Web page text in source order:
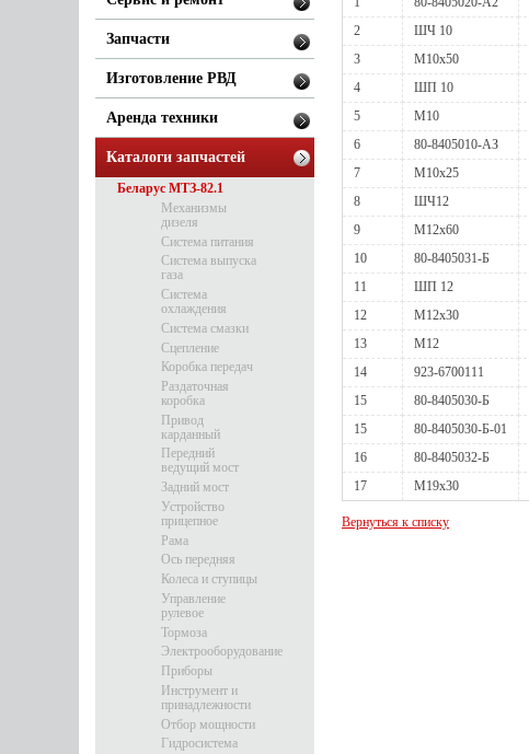
2
ШЧ 10
3
М10х50
4
ШП 10
5
М10
6
80-8405010-АЗ
7
М10х25
8
ШЧ12
9
М12х60
10
80-8405031-Б
11
ШП 12
12
М12х30
13
М12
14
923-6700111
15
80-8405030-Б
15
80-8405030-Б-01
16
80-8405032-Б
17
М19х30
Вернуться к списку
Запчасти
Изготовление РВД
Аренда техники
Каталоги запчастей
Беларус МТЗ-82.1
Механизмы
дизеля
Система питания
Система выпуска
газа
Система
охлаждения
Система смазки
Сцепление
Коробка передач
Раздаточная
коробка
Привод
карданный
Передний
ведущий мост
Задний мост
Устройство
прицепное
Рама
Ось передняя
Колеса и ступицы
Управление
рулевое
Тормоза
Электрооборудование
Приборы
Инструмент и
принадлежности
Отбор мощности
Гидросистема